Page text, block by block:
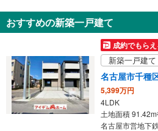
知
を
け
取
る
・
条
おすすめの新築一戸建て
成約でもら
新築一戸建て
名古屋市千種
5,399万円
4LDK
土地面積 91.42m
名古屋市営地下